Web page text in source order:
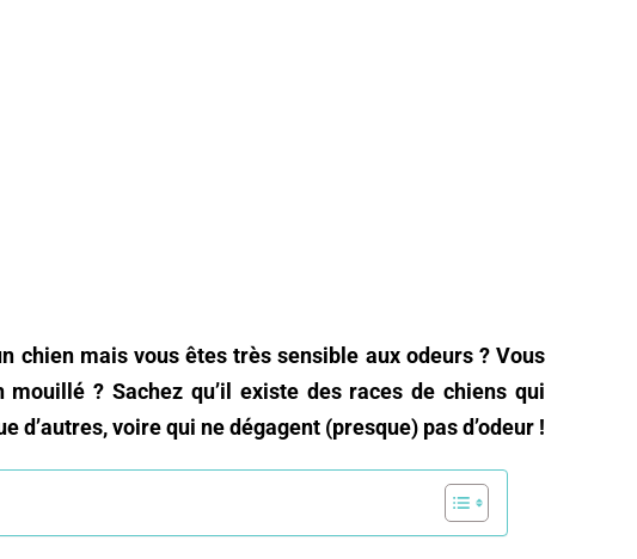
chien mais vous êtes très sensible aux odeurs ? Vous
mouillé ? Sachez qu’il existe des races de chiens qui
d’autres, voire qui ne dégagent (presque) pas d’odeur !